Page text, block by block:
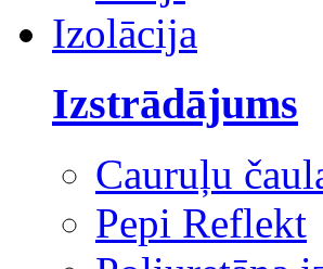
Izolācija
Izstrādājums
Cauruļu
Pepi Reflekt